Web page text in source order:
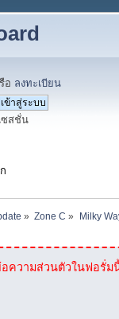
อ ลงทะเบียน
ซสชั่น
» Zone C » Milky
ความส่วนตัวในฟอรั่ม